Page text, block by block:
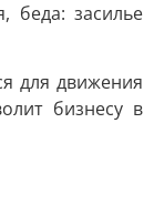
беда: засилье
для движения
бизнесу в